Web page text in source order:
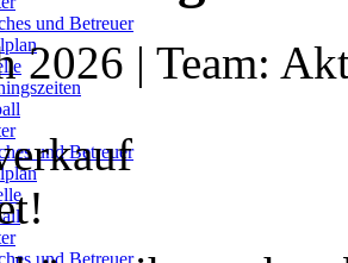
und Betreuer
und Betreuer
und Betreuer
2026 | Team: